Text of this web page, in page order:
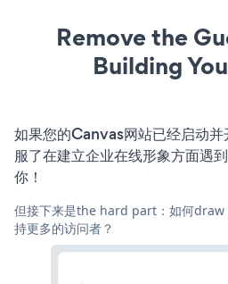
Remove the
Building
如果您的Canvas网站已经启动
服了在建立企业在线形象方面遇
你！
但接下来是the hard part：如何
持更多的访问者？